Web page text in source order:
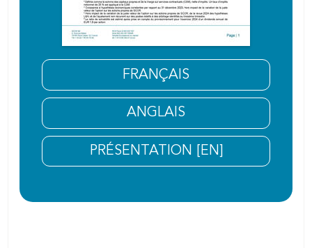
FRANÇAIS
ANGLAIS
PRÉSENTATION [EN]